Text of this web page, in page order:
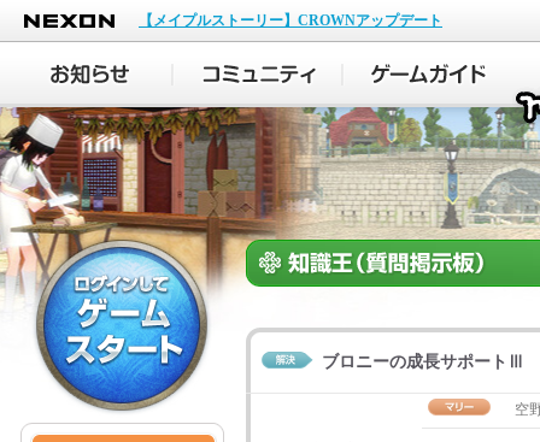
NEXON
【メイプルストーリー】CROWNアップデート
ブロニーの成長サポートⅢ
空